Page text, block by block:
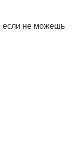
не можешь